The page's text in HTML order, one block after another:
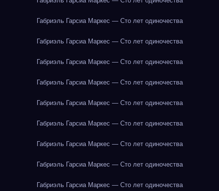
Габриэль Гарсиа Маркес — Сто лет одиночества
Габриэль Гарсиа Маркес — Сто лет одиночества
Габриэль Гарсиа Маркес — Сто лет одиночества
Габриэль Гарсиа Маркес — Сто лет одиночества
Габриэль Гарсиа Маркес — Сто лет одиночества
Габриэль Гарсиа Маркес — Сто лет одиночества
Габриэль Гарсиа Маркес — Сто лет одиночества
Габриэль Гарсиа Маркес — Сто лет одиночества
Габриэль Гарсиа Маркес — Сто лет одиночества